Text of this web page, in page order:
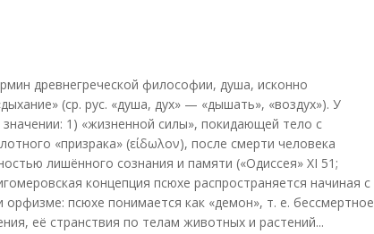
древнегреческой философии, душа, исконно
(ср. рус. «душа, дух» — «дышать», «воздух»). У
1) «жизненной силы», покидающей тело с
«призрака» (είδωλον), после смерти человека
лишённого сознания и памяти («Одиссея» XI 51;
концепция псюхе распространяется начиная с
орфизме: псюхе понимается как «демон», т. е. бессмертное
её странствия по телам животных и растений...